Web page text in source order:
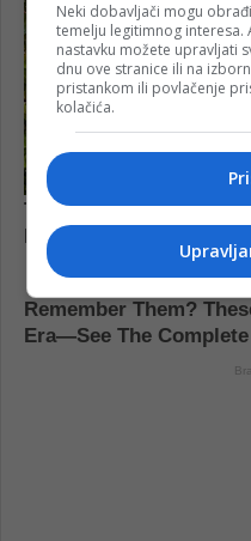
Neki dobavljači mogu
temelju legitimnog interesa.
nastavku možete upravljati
dnu ove stranice ili na
pristankom ili povlačenje
kolačića.